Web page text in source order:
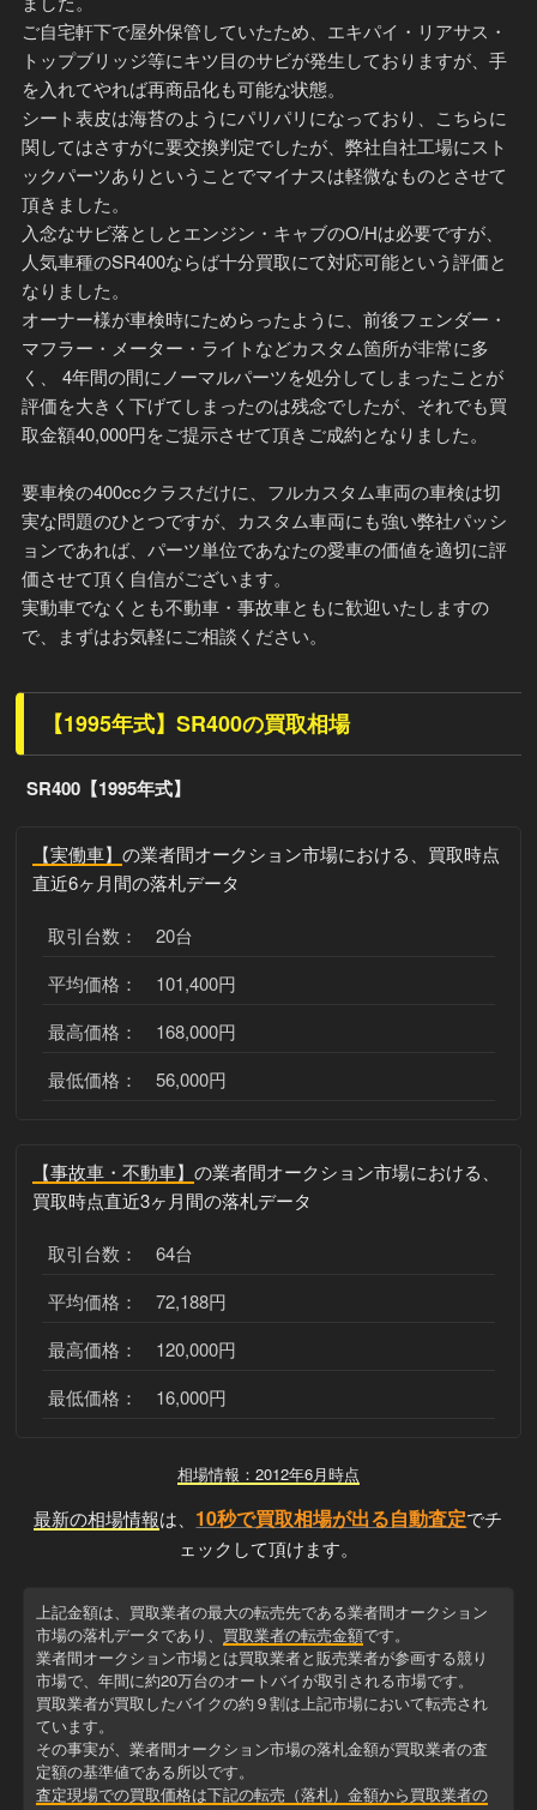
ご自宅軒下で屋外保管していたため、エキパイ・リアサス・
トップブリッジ等にキツ目のサビが発生しておりますが、手
を入れてやれば再商品化も可能な状態。
シート表皮は海苔のようにパリパリになっており、こちらに
関してはさすがに要交換判定でしたが、弊社自社工場にスト
ックパーツありということでマイナスは軽微なものとさせて
頂きました。
入念なサビ落としとエンジン・キャブのO/Hは必要ですが、
人気車種のSR400ならば十分買取にて対応可能という評価と
なりました。
オーナー様が車検時にためらったように、前後フェンダー・
マフラー・メーター・ライトなどカスタム箇所が非常に多
く、 4年間の間にノーマルパーツを処分してしまったことが
評価を大きく下げてしまったのは残念でしたが、それでも買
取金額40,000円をご提示させて頂きご成約となりました。
要車検の400ccクラスだけに、フルカスタム車両の車検は切
実な問題のひとつですが、カスタム車両にも強い弊社パッシ
ョンであれば、パーツ単位であなたの愛車の価値を適切に評
価させて頂く自信がございます。
実動車でなくとも不動車・事故車ともに歓迎いたしますの
で、まずはお気軽にご相談ください。
【1995年式】SR400の買取相場
SR400【1995年式】
【実働車】 の業者間オークション市場における、買取時点
直近6ヶ月間の落札データ
取引台数： 20台
平均価格： 101,400円
最高価格： 168,000円
最低価格： 56,000円
【事故車・不動車】 の業者間オークション市場における、
買取時点直近3ヶ月間の落札データ
取引台数： 64台
平均価格： 72,188円
最高価格： 120,000円
最低価格： 16,000円
相場情報：2012年6月時点
最新の相場情報は、 10秒で買取相場が出る自動査定でチ
ェックして頂けます。
上記金額は、買取業者の最大の転売先である業者間オークション
市場の落札データであり、 買取業者の転売金額です。
業者間オークション市場とは買取業者と販売業者が参画する競り
市場で、年間に約20万台のオートバイが取引される市場です。
買取業者が買取したバイクの約９割は上記市場において転売され
ています。
その事実が、業者間オークション市場の落札金額が買取業者の査
定額の基準値である所以です。
査定現場での買取価格は下記の転売（落札）金額から買取業者の